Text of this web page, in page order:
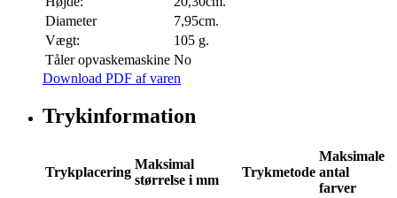
Diameter
7,95cm.
Vægt:
105 g.
Tåler opvaskemaskine No
Download PDF af varen
Trykinformation
Trykplacering
Maksimal
størrelse i mm
Trykmetode
Maksimale
antal
farver